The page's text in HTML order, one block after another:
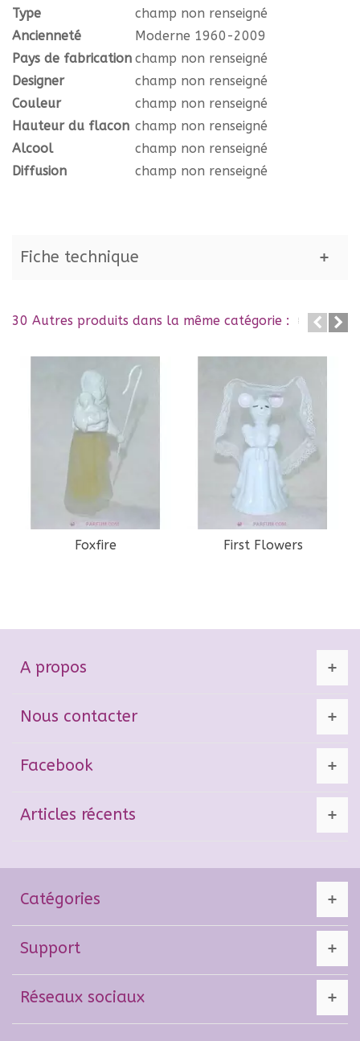
Type
champ non renseigné
Ancienneté
Moderne 1960-2009
Pays de fabrication champ non renseigné
Designer
champ non renseigné
Couleur
champ non renseigné
Hauteur du flacon champ non renseigné
Alcool
champ non renseigné
Diffusion
champ non renseigné
Fiche technique
30 Autres produits dans la même catégorie :
Foxfire First Flowers
A propos
Nous contacter
Facebook
Articles récents
Catégories
Support
Réseaux sociaux